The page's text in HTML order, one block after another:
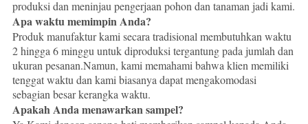
produksi dan meninjau pengerjaan pohon dan tanaman jadi kami.
Apa waktu memimpin Anda?
Produk manufaktur kami secara tradisional membutuhkan waktu
2 hingga 6 minggu untuk diproduksi tergantung pada jumlah dan
ukuran pesanan.Namun, kami memahami bahwa klien memiliki
tenggat waktu dan kami biasanya dapat mengakomodasi
sebagian besar kerangka waktu.
Apakah Anda menawarkan sampel?